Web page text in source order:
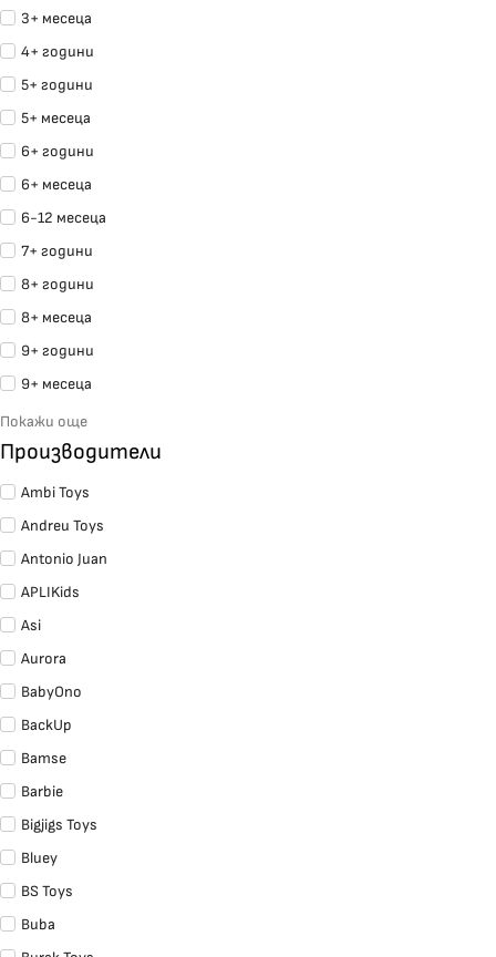
3+ месеца
4+ години
5+ години
5+ месеца
6+ години
6+ месеца
6-12 месеца
7+ години
8+ години
8+ месеца
9+ години
9+ месеца
Покажи още
Производители
Ambi Toys
Andreu Toys
Antonio Juan
APLIKids
Asi
Aurora
BabyOno
BackUp
Bamse
Barbie
Bigjigs Toys
Bluey
BS Toys
Buba